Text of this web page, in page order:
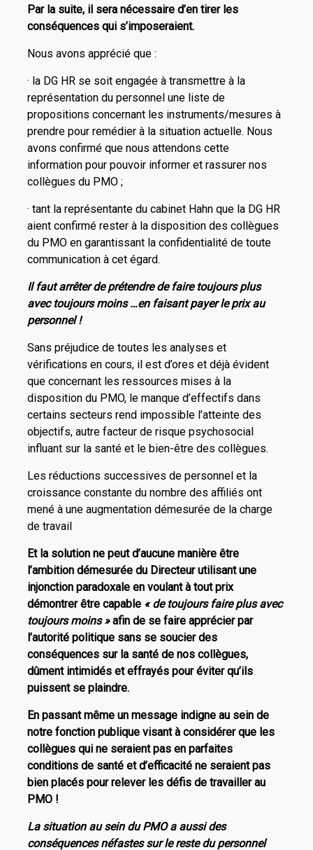
Par la suite, il sera nécessaire d’en tirer les
conséquences qui s’imposeraient.
Nous avons apprécié que :
· la DG HR se soit engagée à transmettre à la
représentation du personnel une liste de
propositions concernant les instruments/mesures à
prendre pour remédier à la situation actuelle. Nous
avons confirmé que nous attendons cette
information pour pouvoir informer et rassurer nos
collègues du PMO ;
· tant la représentante du cabinet Hahn que la DG HR
aient confirmé rester à la disposition des collègues
du PMO en garantissant la confidentialité de toute
communication à cet égard.
Il faut arrêter de prétendre de faire toujours plus
avec toujours moins …en faisant payer le prix au
personnel !
Sans préjudice de toutes les analyses et
vérifications en cours, il est d’ores et déjà évident
que concernant les ressources mises à la
disposition du PMO, le manque d’effectifs dans
certains secteurs rend impossible l’atteinte des
objectifs, autre facteur de risque psychosocial
influant sur la santé et le bien-être des collègues.
Les réductions successives de personnel et la
croissance constante du nombre des affiliés ont
mené à une augmentation démesurée de la charge
de travail
Et la solution ne peut d’aucune manière être
l’ambition démesurée du Directeur utilisant une
injonction paradoxale en voulant à tout prix
démontrer être capable « de toujours faire plus avec
toujours moins »afin de se faire apprécier par
l’autorité politique sans se soucier des
conséquences sur la santé de nos collègues,
dûment intimidés et effrayés pour éviter qu’ils
puissent se plaindre.
En passant même un message indigne au sein de
notre fonction publique visant à considérer que les
collègues qui ne seraient pas en parfaites
conditions de santé et d’efficacité ne seraient pas
bien placés pour relever les défis de travailler au
PMO !
La situation au sein du PMO a aussi des
conséquences néfastes sur le reste du personnel